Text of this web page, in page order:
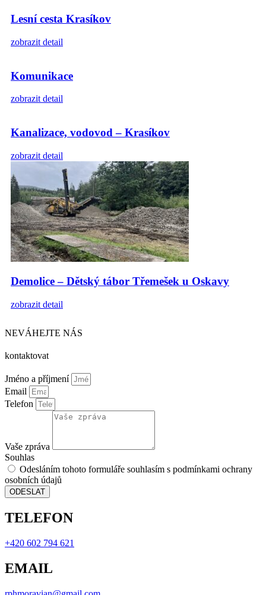
Lesní cesta Krasíkov
zobrazit detail
Komunikace
zobrazit detail
Kanalizace, vodovod – Krasíkov
zobrazit detail
Demolice – Dětský tábor Třemešek u Oskavy
zobrazit detail
NEVÁHEJTE NÁS
kontaktovat
Jméno a příjmení
Email
Telefon
Vaše zpráva
Souhlas
Odesláním tohoto formuláře souhlasím s podmínkami ochrany
osobních údajů
ODESLAT
TELEFON
+420 602 794 621
EMAIL